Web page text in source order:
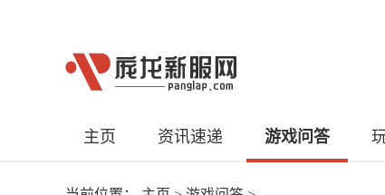
主页 资讯速递 游戏问答